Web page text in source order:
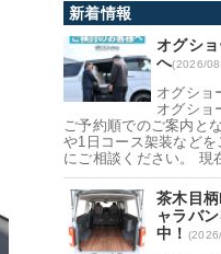
新着情報
オグシ
へ(2026/
オグショ
オグショ
ご予約順でのご案内と
や1日コース架装など
にご相談ください。 現
茶木目
ャラバ
中！